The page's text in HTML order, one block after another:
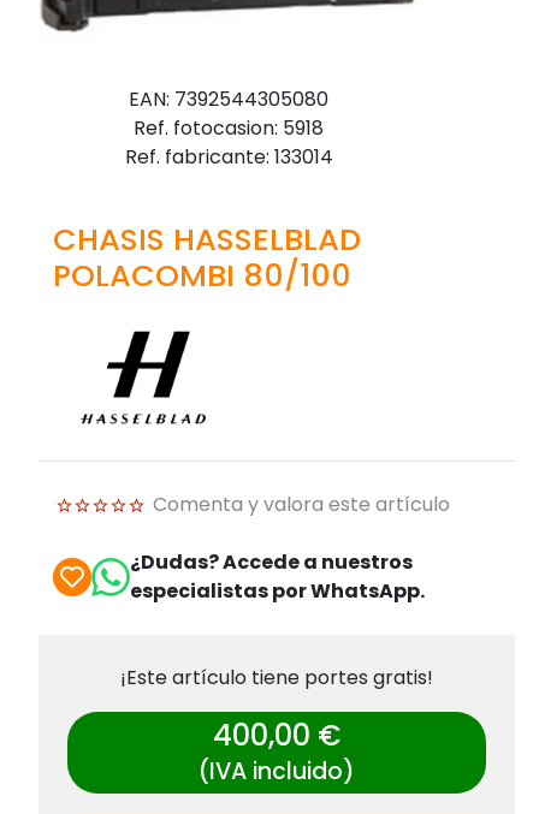
EAN: 7392544305080
Ref. fotocasion: 5918
Ref. fabricante: 133014
CHASIS HASSELBLAD
POLACOMBI 80/100
Comenta y valora este artículo
¿Dudas? Accede a nuestros
especialistas por WhatsApp.
¡Este artículo tiene portes gratis!
400,00 €
(IVA incluido)